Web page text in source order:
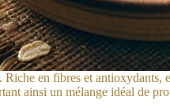
en fibres et antioxydants,
ainsi un mélange idéal de